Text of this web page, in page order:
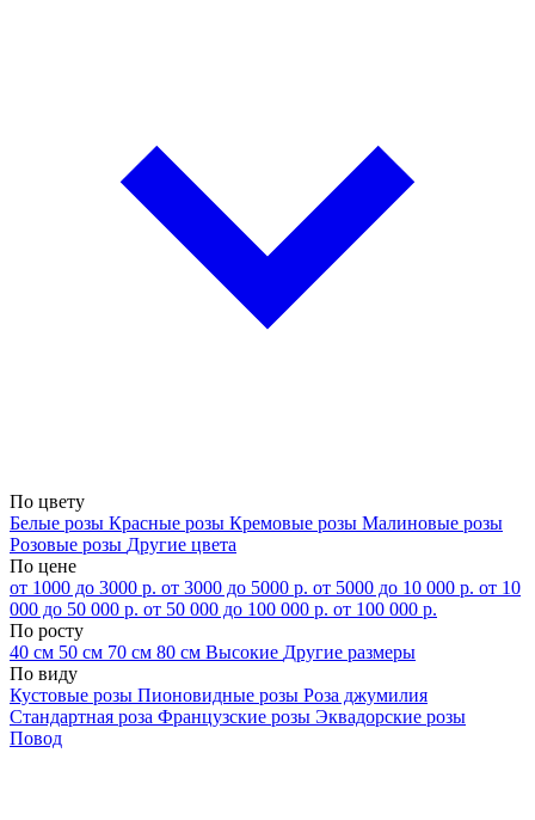
По цвету
Белые розы Красные розы Кремовые розы Малиновые розы
Розовые розы Другие цвета
По цене
от 1000 до 3000 р. от 3000 до 5000 р. от 5000 до 10 000 р. от 10
000 до 50 000 р. от 50 000 до 100 000 р. от 100 000 р.
По росту
40 см 50 см 70 см 80 см Высокие Другие размеры
По виду
Кустовые розы Пионовидные розы Роза джумилия
Стандартная роза Французские розы Эквадорские розы
Повод